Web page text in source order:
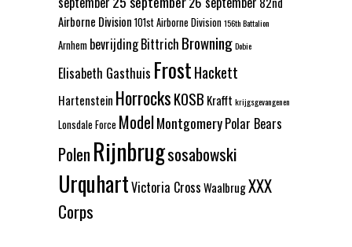
Airborne Division 101st Airborne Division156th Battalion
Arnhem bevrijdingBittrich BrowningDobie
Elisabeth Gasthuis FrostHackett
Hartenstein HorrocksKOSB Krafft krijgsgevangenen
Lonsdale Force ModelMontgomeryPolar Bears
PolenRijnbrugsosabowski
UrquhartVictoria CrossWaalbrugXXX
Corps